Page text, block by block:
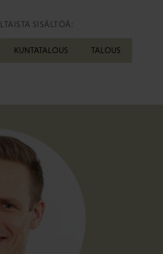
SISÄLTÖÄ:
KUNTATALOUS TALOUS